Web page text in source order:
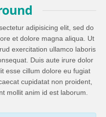
adipisicing elit, sed do
et dolore magna aliqua. Ut
exercitation ullamco laboris
Duis aute irure dolor
esse cillum dolore eu fugiat
cupidatat non proident,
mollit anim id est laborum.